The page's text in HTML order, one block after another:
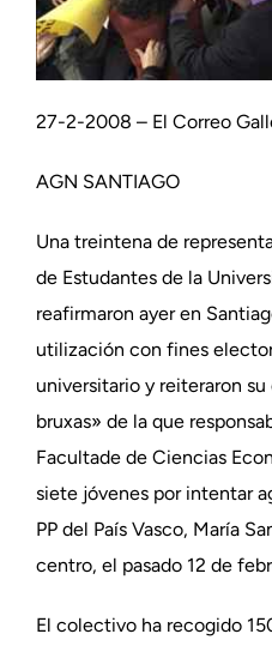
27-2-2008 – El Correo
AGN SANTIAGO
Una treintena de
de Estudantes de la
reafirmaron ayer en
utilización con fines
universitario y reiteraron
bruxas» de la que
Facultade de Ciencias
siete jóvenes por intentar
PP del País Vasco, María
centro, el pasado 12 de
El colectivo ha recogido